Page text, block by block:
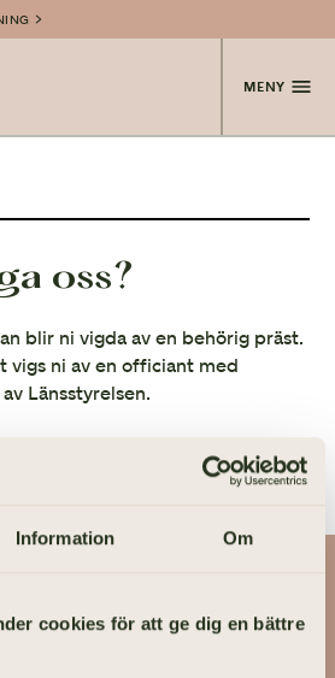
Information Om
cookies för att ge dig en bättre
MENY
oss?
blir ni vigda av en behörig präst.
ni av en officiant med
Länsstyrelsen.
kontor fördelade över hela
utforma personliga bröllop och